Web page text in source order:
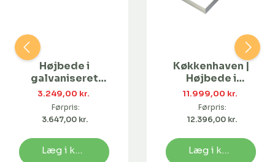
Højbede i
galvaniseret
stål med bænk |
120 x 40 x 40 cm
3.249,00 kr.
Førpris:
3.647,00 kr.
Læg i kurv
Køkkenhaven |
Højbede i
galvaniseret
stål
11.999,00 kr.
Førpris:
12.396,00 kr.
Læg i kurv